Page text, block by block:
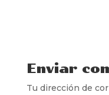
Enviar
Tu dirección de